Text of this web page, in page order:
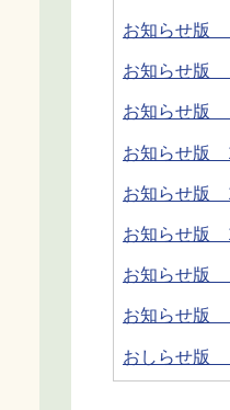
お知らせ版
お知らせ版
お知らせ版
お知らせ版
お知らせ版
お知らせ版
お知らせ版
お知らせ版
おしらせ版